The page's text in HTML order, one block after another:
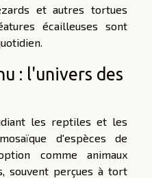
et autres tortues
écailleuses sont
: l'univers des
les reptiles et les
d'espèces de
comme animaux
souvent perçues à tort